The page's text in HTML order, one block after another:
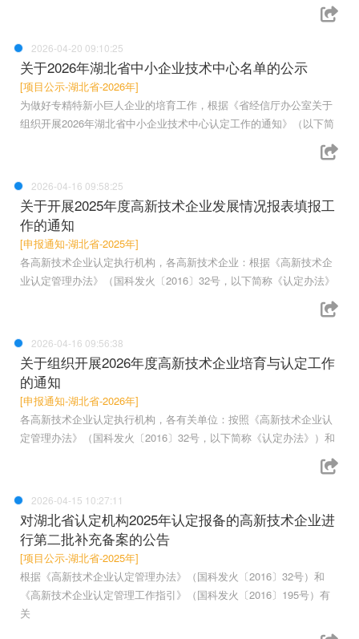
2026-04-20 09:10:25
关于2026年湖北省中小企业技术中心名单的公示
[项目公示-湖北省-2026年]
为做好专精特新小巨人企业的培育工作，根据《省经信厅办公室关于
组织开展2026年湖北省中小企业技术中心认定工作的通知》（以下简
2026-04-16 09:58:25
关于开展2025年度高新技术企业发展情况报表填报工
作的通知
[申报通知-湖北省-2025年]
各高新技术企业认定执行机构，各高新技术企业：根据《高新技术企
业认定管理办法》（国科发火〔2016〕32号，以下简称《认定办法》
2026-04-16 09:56:38
关于组织开展2026年度高新技术企业培育与认定工作
的通知
[申报通知-湖北省-2026年]
各高新技术企业认定执行机构，各有关单位：按照《高新技术企业认
定管理办法》（国科发火〔2016〕32号，以下简称《认定办法》）和
2026-04-15 10:27:11
对湖北省认定机构2025年认定报备的高新技术企业进
行第二批补充备案的公告
[项目公示-湖北省-2025年]
根据《高新技术企业认定管理办法》（国科发火〔2016〕32号）和
《高新技术企业认定管理工作指引》（国科发火〔2016〕195号）有
关